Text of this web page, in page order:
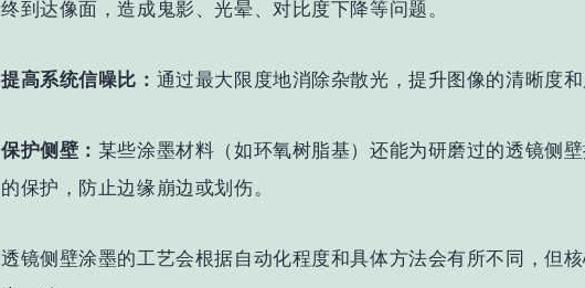
终到达像面，造成鬼影、光晕、对比度下降等问题。
提高系统信噪比 ： 通过最大限度地消除杂散光，提升图像的清晰度
保护侧壁 ： 某些涂墨材料（如环氧树脂基）还能为研磨过的透镜侧
的保护，防止边缘崩边或划伤。
透镜侧壁涂墨的工艺会根据自动化程度和具体方法会有所不同，但